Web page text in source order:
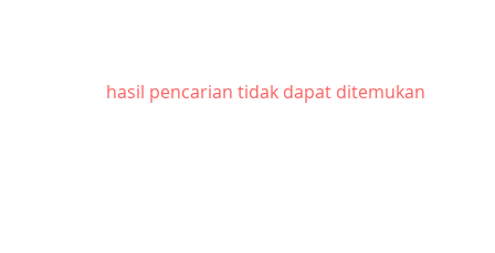
hasil pencarian tidak dapat ditemukan